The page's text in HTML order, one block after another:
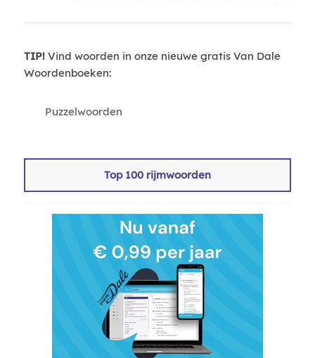
TIP!Vind woorden in onze nieuwe gratis Van Dale
Woordenboeken:
Puzzelwoorden
Top 100 rijmwoorden